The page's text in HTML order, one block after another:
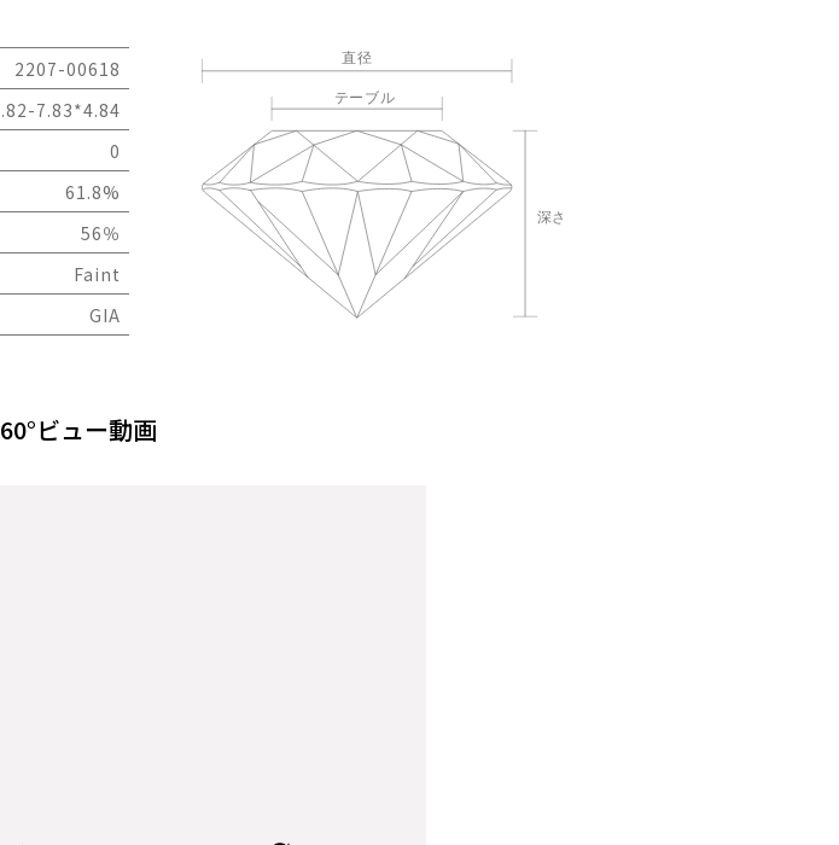
2207-00618
7.83*4.84
0
61.8%
56％
Faint
GIA
ビュー動画